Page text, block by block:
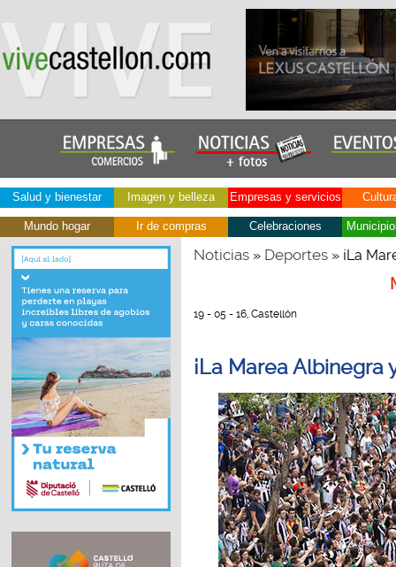
Salud y bienestar Imagen y belleza Empresas y servicios
Mundo hogar Ir de compras Celebraciones
Noticias» Deportes» ¡La
19 - 05 - 16, Castellón
¡La Marea